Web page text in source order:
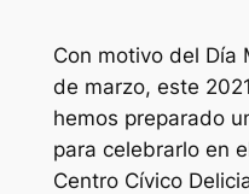
Con motivo del Día
de marzo, este 2021
hemos preparado
para celebrarlo en
Centro Cívico